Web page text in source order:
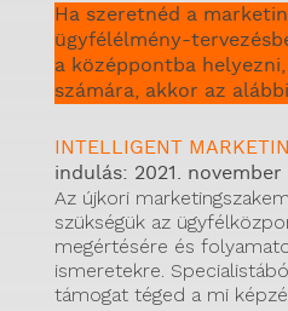
Ha szeretnéd a
ügyfélélmény-
a középpontba
számára, akkor az
INTELLIGENT
indulás: 2021. november
Az újkori
szükségük az
megértésére és
ismeretekre.
támogat téged a mi